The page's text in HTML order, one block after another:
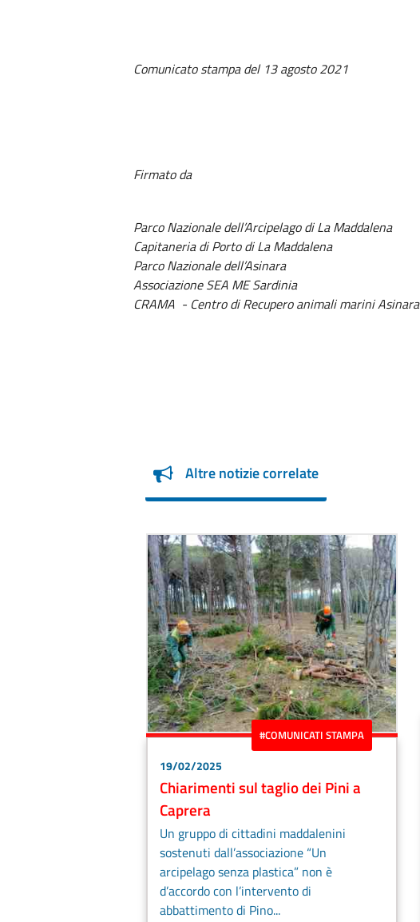
Comunicato stampa del 13 agosto 2021
Firmato da
Parco Nazionale dell’Arcipelago di La Maddalena
Capitaneria di Porto di La Maddalena
Parco Nazionale dell’Asinara
Associazione SEA ME Sardinia
CRAMA - Centro di Recupero animali marini Asinara
Altre notizie correlate
#COMUNICATI STAMPA
19/02/2025
Chiarimenti sul taglio dei Pini a
Caprera
Un gruppo di cittadini maddalenini
sostenuti dall’associazione “Un
arcipelago senza plastica” non è
d’accordo con l’intervento di
abbattimento di Pino...